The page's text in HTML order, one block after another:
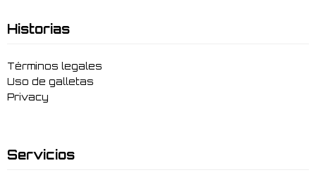
Historias
Términos legales
Uso de galletas
Privacy
Servicios